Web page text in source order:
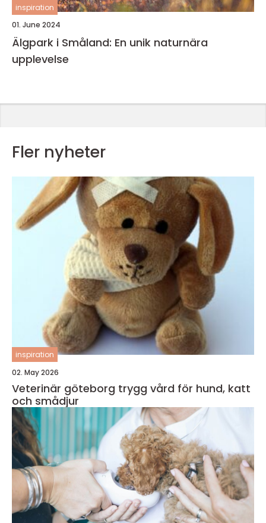
inspiration
01. June 2024
Älgpark i Småland: En unik naturnära
upplevelse
Fler nyheter
inspiration
02. May 2026
Veterinär göteborg trygg vård för hund, katt
och smådjur